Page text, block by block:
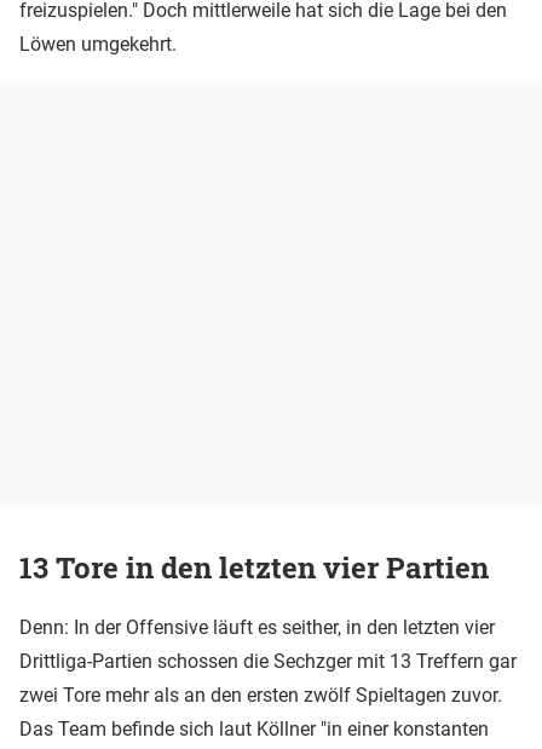
freizuspielen." Doch mittlerweile hat sich die Lage bei den
Löwen umgekehrt.
13 Tore in den letzten vier Partien
Denn: In der Offensive läuft es seither, in den letzten vier
Drittliga-Partien schossen die Sechzger mit 13 Treffern gar
zwei Tore mehr als an den ersten zwölf Spieltagen zuvor.
Das Team befinde sich laut Köllner "in einer konstanten